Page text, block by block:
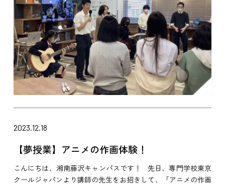
2023.12.18
【夢授業】アニメの作画体験！
こんにちは、湘南藤沢キャンパスです！ 先日、専門学校東京
クールジャパンより講師の先生をお招きして、「アニメの作画